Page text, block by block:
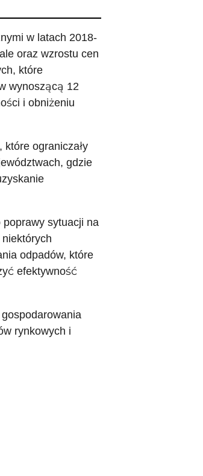
w latach 2018-
oraz wzrostu cen
które
wynoszącą 12
i obniżeniu
ograniczały
gdzie
sytuacji na
odpadów, które
efektywność
rynkowych i